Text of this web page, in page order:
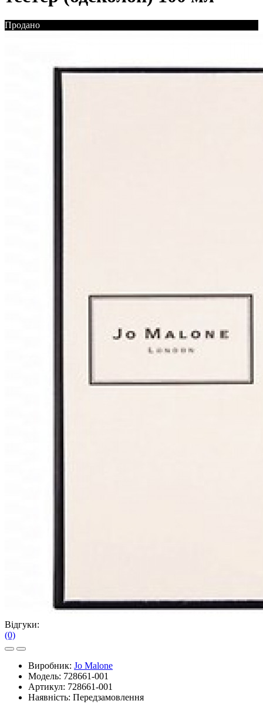
Продано
Відгуки:
(0)
Виробник: Jo Malone
Модель: 728661-001
Артикул: 728661-001
Наявність: Передзамовлення